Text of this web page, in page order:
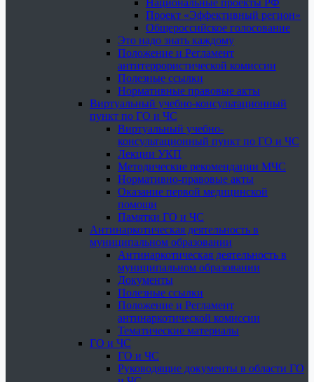
Национальные проекты РФ
Проект «Эффективный регион»
Общероссийское голосование
Это надо знать каждому
Положение и Регламент
антитеррористической комиссии
Полезные ссылки
Нормативные правовые акты
Виртуальный учебно-консультационный
пункт по ГО и ЧС
Виртуальный учебно-
консультационный пункт по ГО и ЧС
Лекции УКП
Методические рекомендации МЧС
Нормативно-правовые акты
Оказание первой медицинской
помощи
Памятки ГО и ЧС
Антинаркотическая деятельность в
муниципальном образовании
Антинаркотическая деятельность в
муниципальном образовании
Документы
Полезные ссылки
Положение и Регламент
антинаркотической комиссии
Тематические материалы
ГО и ЧС
ГО и ЧС
Руководящие документы в области ГО